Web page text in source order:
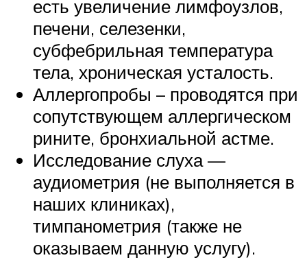
есть увеличение лимфоузлов,
печени, селезенки,
субфебрильная температура
тела, хроническая усталость.
Аллергопробы – проводятся при
сопутствующем аллергическом
рините, бронхиальной астме.
Исследование слуха —
аудиометрия (не выполняется в
наших клиниках),
тимпанометрия (также не
оказываем данную услугу).